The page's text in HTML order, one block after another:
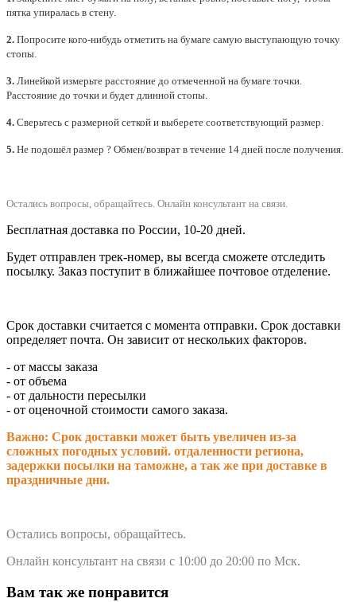
пятка упиралась в стену.
2. Попросите кого-нибудь отметить на бумаге самую выступающую точку
стопы.
3. Линейкой измерьте расстояние до отмеченной на бумаге точки.
Расстояние до точки и будет длинной стопы.
4. Сверьтесь с размерной сеткой и выберете соответствующий размер.
5. Не подошёл размер ? Обмен/возврат в течение 14 дней после получения.
Остались вопросы, обращайтесь. Онлайн консультант на связи.
Бесплатная доставка по России, 10-20 дней.
Будет отправлен трек-номер, вы всегда сможете отследить
посылку. Заказ поступит в ближайшее почтовое отделение.
Срок доставки считается с момента отправки. Срок доставки
определяет почта. Он зависит от нескольких факторов.
- от массы заказа
- от объема
- от дальности пересылки
- от оценочной стоимости самого заказа.
Важно: Срок доставки может быть увеличен из-за
сложных погодных условий. отдаленности региона,
задержки посылки на таможне, а так же при доставке в
праздничные дни.
Остались вопросы, обращайтесь.
Онлайн консультант на связи с 10:00 до 20:00 по Мск.
Вам так же понравится